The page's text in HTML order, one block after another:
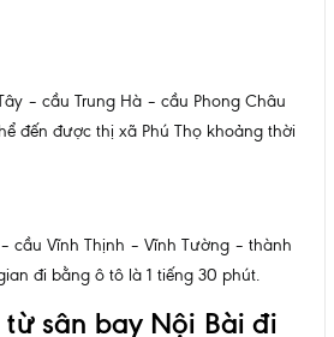
– cầu Trung Hà – cầu Phong Châu
đến được thị xã Phú Thọ khoảng thời
cầu Vĩnh Thịnh – Vĩnh Tường – thành
đi bằng ô tô là 1 tiếng 30 phút.
từ sân bay Nội Bài đi